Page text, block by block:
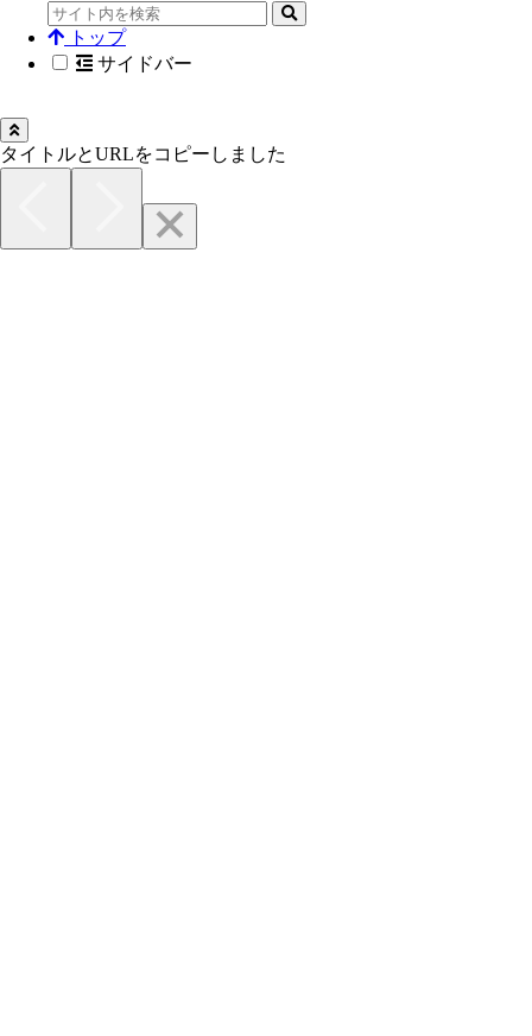
トップ
サイドバー
タイトルとURLをコピーしました